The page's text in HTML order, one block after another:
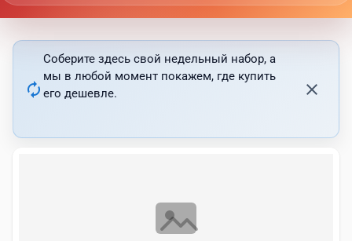
autorenew
Соберите здесь свой недельный набор, а
мы в любой момент покажем, где купить
его дешевле.
close